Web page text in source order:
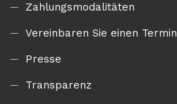
Zahlungsmodalitäten
Vereinbaren Sie einen Termin
Presse
Transparenz